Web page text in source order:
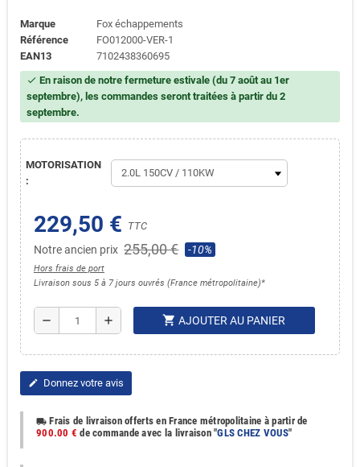
Marque
Fox échappements
Référence
FO012000-VER-1
EAN13
7102438360695
check En raison de notre fermeture estivale (du 7 août au 1er
septembre), les commandes seront traitées à partir du 2
septembre.
MOTORISATION
:
229,50 € TTC
Notre ancien prix 255,00 € -10%
Hors frais de port
Livraison sous 5 à 7 jours ouvrés (France métropolitaine)*
remove add shopping_cart AJOUTER AU PANIER
edit Donnez votre avis
local_shipping Frais de livraison offerts en France métropolitaine à partir de
900.00 € de commande avec la livraison "GLS CHEZ VOUS"